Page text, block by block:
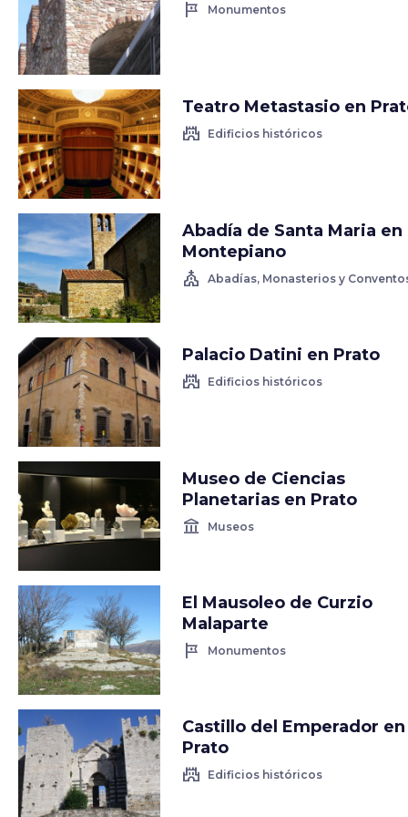
tour Monumentos
Teatro Metastasio en
castle Edificios históricos
Abadía de Santa Maria en
Montepiano
church Abadías, Monasterios y
Palacio Datini en Prato
castle Edificios históricos
Museo de Ciencias
Planetarias en Prato
account_balance Museos
El Mausoleo de Curzio
Malaparte
tour Monumentos
Castillo del Emperador en
Prato
castle Edificios históricos